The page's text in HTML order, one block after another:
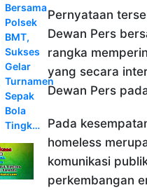
Bersama
Polsek
BMT,
Sukses
Gelar
Turnamen
Sepak
Bola
Tingk…
Pernyataan
Dewan Pers
rangka
yang secara
Dewan Pers
Pada
homeless
komunikasi
perkembangan